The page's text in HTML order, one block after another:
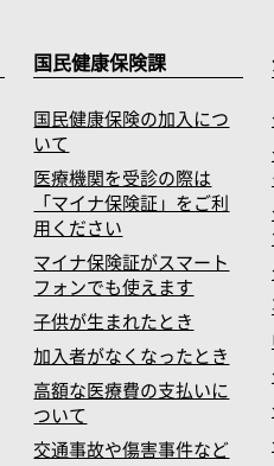
国民健康保険課
国民健康保険の加入につ
いて
医療機関を受診の際は
「マイナ保険証」をご利
用ください
マイナ保険証がスマート
フォンでも使えます
子供が生まれたとき
加入者がなくなったとき
高額な医療費の支払いに
ついて
交通事故や傷害事件など